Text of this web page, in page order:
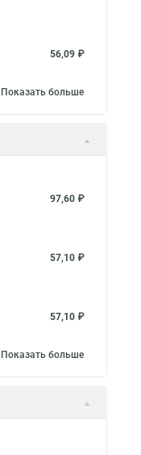
56,09 ₽
Показать больше
97,60 ₽
57,10 ₽
57,10 ₽
Показать больше